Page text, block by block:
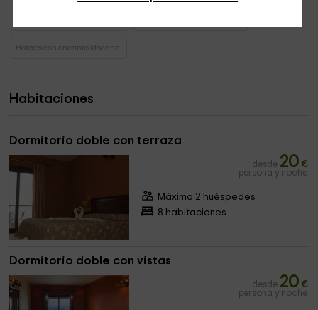
Hoteles con encanto Mocanal
Habitaciones
Dormitorio doble con terraza
desde 20 €
persona y noche
Máximo 2 huéspedes
8 habitaciones
Dormitorio doble con vistas
desde 20 €
persona y noche